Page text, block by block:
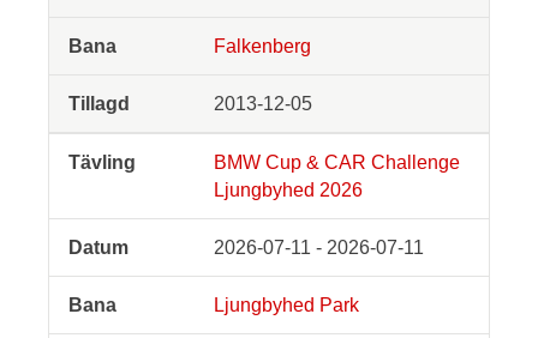
Falkenberg
2013-12-05
BMW Cup & CAR Challenge
Ljungbyhed 2026
2026-07-11 - 2026-07-11
Ljungbyhed Park